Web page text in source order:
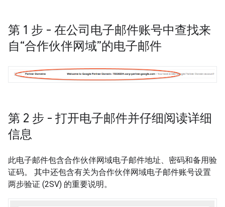
第 1 步 - 在公司电子邮件账号中查找来
自“合作伙伴网域”的电子邮件
第 2 步 - 打开电子邮件并仔细阅读详细
信息
此电子邮件包含合作伙伴网域电子邮件地址、密码和备用验
证码。 其中还包含有关为合作伙伴网域电子邮件账号设置
两步验证 (2SV) 的重要说明。